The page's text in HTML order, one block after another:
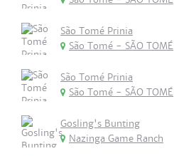
São Tomé Prinia
São Tomé - SÃO TOMÉ
São Tomé Prinia
São Tomé - SÃO TOMÉ
Gosling's Bunting
Nazinga Game Ranch